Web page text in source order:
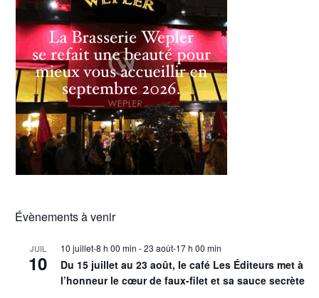
Évènements à venir
JUIL
10
10 juillet-8 h 00 min -23 août-17 h 00 min
Du 15 juillet au 23 août, le café Les Éditeurs met à
l’honneur le cœur de faux-filet et sa sauce secrète